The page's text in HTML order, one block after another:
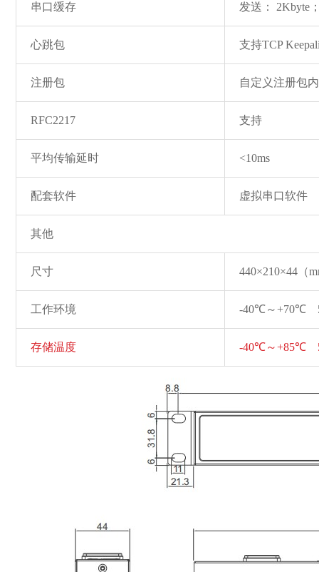
串口缓存 发送： 2Kbyte
心跳包 支持TCP
注册包 自定义注册包
RFC2217 支持
平均传输延时 <10ms
配套软件 虚拟串口软件
其他
尺寸 440×210×44（
工作环境 -40℃～+70℃
存储温度 -40℃～+85℃